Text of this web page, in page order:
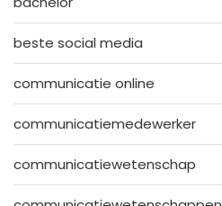
beste social media
communicatie online
communicatiemedewerker
communicatiewetenschap